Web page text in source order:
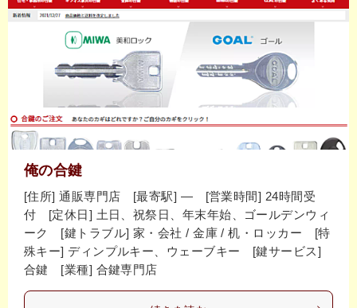
俺の合鍵
[住所] 通販専門店 [最寄駅] ― [営業時間] 24時間受
付 [定休日] 土日、祝祭日、年末年始、ゴールデンウィ
ーク [鍵トラブル] 家・会社 / 金庫 / 机・ロッカー [特
殊キー] ディンプルキー、ウェーブキー [鍵サービス]
合鍵 [業種] 合鍵専門店